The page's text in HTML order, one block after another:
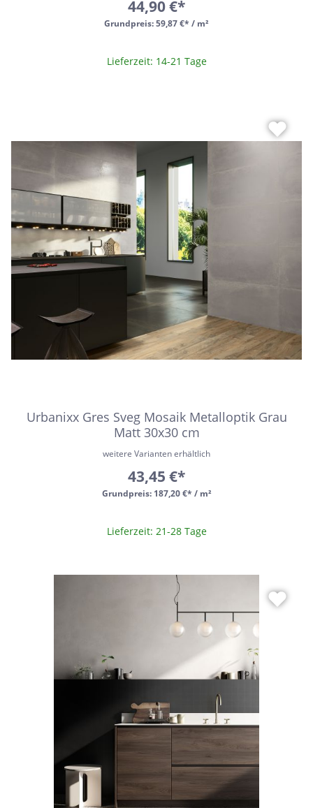
Grundpreis:59,87 €* / m²
44,90 €*
Lieferzeit: 14-21 Tage
Urbanixx Gres Sveg Mosaik Metalloptik Grau
Matt 30x30 cm
Grundpreis: 187,20 €* / m²
weitere Varianten erhältlich
43,45 €*
Lieferzeit: 21-28 Tage